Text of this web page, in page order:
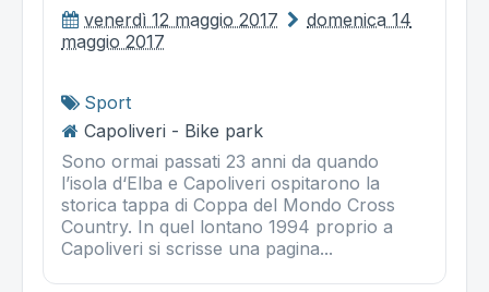
venerdì 12 maggio 2017
domenica 14
maggio 2017
Sport
Capoliveri - Bike park
Sono ormai passati 23 anni da quando
l’isola d‘Elba e Capoliveri ospitarono la
storica tappa di Coppa del Mondo Cross
Country. In quel lontano 1994 proprio a
Capoliveri si scrisse una pagina...